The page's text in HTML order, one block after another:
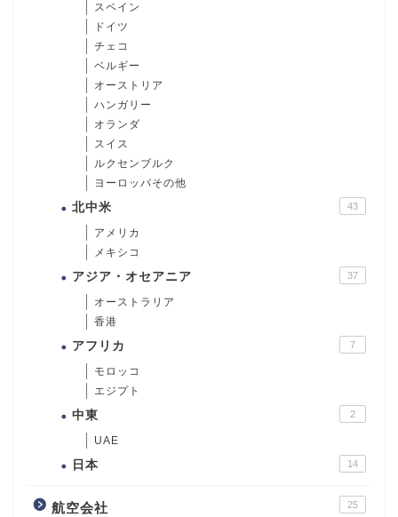
スペイン
ドイツ
チェコ
ベルギー
オーストリア
ハンガリー
オランダ
スイス
ルクセンブルク
ヨーロッパその他
北中米 43
アメリカ
メキシコ
アジア・オセアニア 37
オーストラリア
香港
アフリカ 7
モロッコ
エジプト
中東 2
UAE
日本 14
航空会社 25